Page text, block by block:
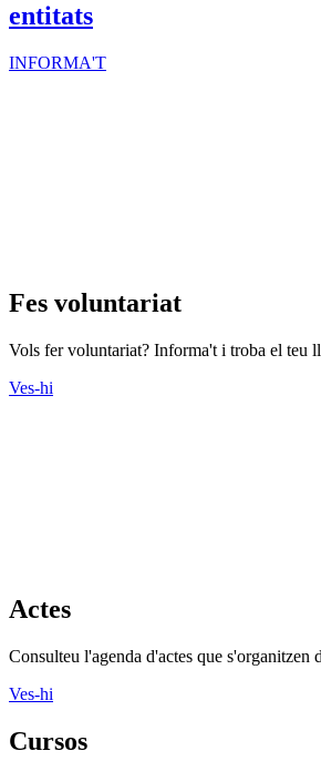
entitats
INFORMA'T
Fes voluntariat
Vols fer voluntariat? Informa't i troba el teu
Ves-hi
Actes
Consulteu l'agenda d'actes que s'organitzen
Ves-hi
Cursos